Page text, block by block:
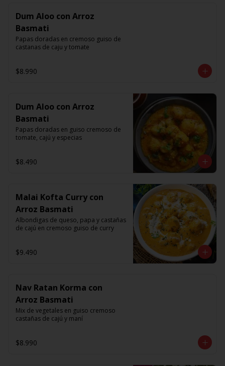
Dum Aloo con Arroz
Basmati
Papas doradas en cremoso guiso de
castanas de caju y tomate
$8.990
Dum Aloo con Arroz
Basmati
Papas doradas en guiso cremoso de
tomate, cajú y especias
$8.490
Malai Kofta Curry con
Arroz Basmati
Albondigas de queso, papa y castañas
de cajú en cremoso guiso de curry
$9.490
Nav Ratan Korma con
Arroz Basmati
Mix de vegetales en guiso cremoso
castañas de cajú y maní
$8.990